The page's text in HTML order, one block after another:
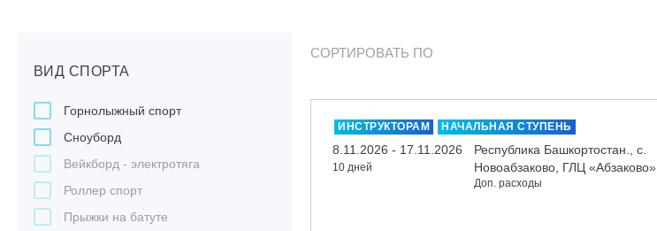
ВИД СПОРТА
Горнолыжный спорт
Сноуборд
Вейкборд - электротяга
Роллер спорт
Прыжки на батуте
СОРТИРОВАТЬ ПО
ИНСТРУКТОРАМ НАЧАЛЬНАЯ СТУПЕНЬ
8.11.2026 - 17.11.2026
10 дней
Республика Башкортостан., с.
Новоабзаково, ГЛЦ «Абзаково»
Доп. расходы